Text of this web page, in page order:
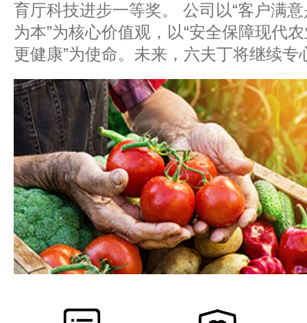
育厅科技进步一等奖。 公司以“客户满
为本”为核心价值观，以“安全保障现代
更健康”为使命。未来，六夫丁将继续专